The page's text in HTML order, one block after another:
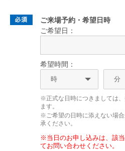
ご来場予約・希望日時
ご希望日：
希望時間：
※正式な日時につきましては
ます。
※ご希望の日時に添えない場
承ください。
※当日のお申し込みは、該
てお問い合わせください。